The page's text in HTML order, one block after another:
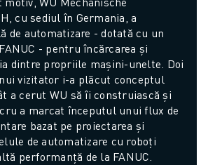
cu sediul în Germania, a
de automatizare - dotată cu un
- pentru încărcarea și
dintre propriile mașini-unelte. Doi
vizitator i-a plăcut conceptul
a cerut WU să îi construiască și
a marcat începutul unui flux de
bazat pe proiectarea și
de automatizare cu roboți
performanță de la FANUC.